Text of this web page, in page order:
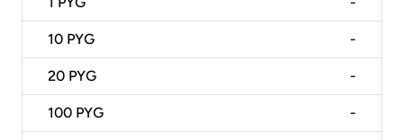
10 PYG -
20 PYG -
100 PYG -